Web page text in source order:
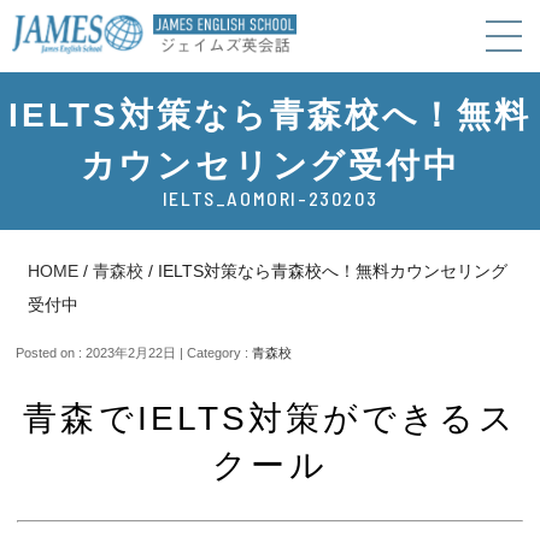
IELTS対策なら青森校へ！無料
カウンセリング受付中
IELTS_AOMORI-230203
HOME /青森校 / IELTS対策なら青森校へ！無料カウンセリング
受付中
Posted on : 2023年2月22日 | Category :青森校
青森でIELTS対策ができるス
クール